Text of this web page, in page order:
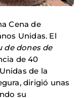
Cena de
Unidas. El
de dones de
de 40
de la
dirigió unas
su